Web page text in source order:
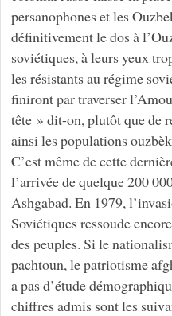
persanophones et les
définitivement le dos à
soviétiques, à leurs yeux
les résistants au régime
finiront par traverser
tête » dit-on, plutôt que de
ainsi les populations
C’est même de cette
l’arrivée de quelque 200
Ashgabad. En 1979,
Soviétiques ressoude
des peuples. Si le
pachtoun, le patriotisme
a pas d’étude
chiffres admis sont les